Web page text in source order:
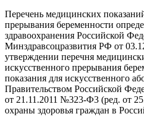
Перечень медицинских
прерывания беременности
здравоохранения Российской
Минздравсоцразвития РФ от
утверждении перечня
искусственного прерывания
показания для искусственного
Правительством Российской
от 21.11.2011 №323-Ф3 (ред. от
охраны здоровья граждан в